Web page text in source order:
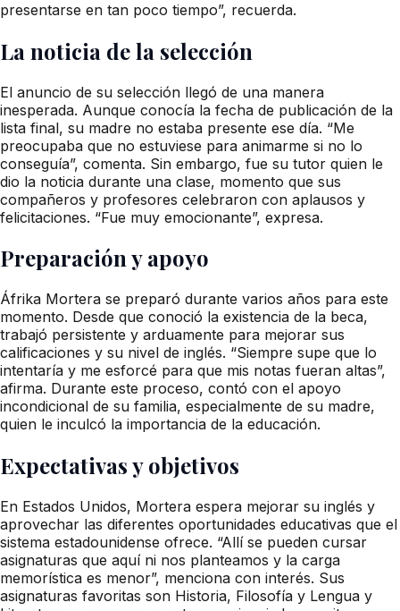
presentarse en tan poco tiempo”, recuerda.
La noticia de la selección
El anuncio de su selección llegó de una manera
inesperada. Aunque conocía la fecha de publicación de la
lista final, su madre no estaba presente ese día. “Me
preocupaba que no estuviese para animarme si no lo
conseguía”, comenta. Sin embargo, fue su tutor quien le
dio la noticia durante una clase, momento que sus
compañeros y profesores celebraron con aplausos y
felicitaciones. “Fue muy emocionante”, expresa.
Preparación y apoyo
Áfrika Mortera se preparó durante varios años para este
momento. Desde que conoció la existencia de la beca,
trabajó persistente y arduamente para mejorar sus
calificaciones y su nivel de inglés. “Siempre supe que lo
intentaría y me esforcé para que mis notas fueran altas”,
afirma. Durante este proceso, contó con el apoyo
incondicional de su familia, especialmente de su madre,
quien le inculcó la importancia de la educación.
Expectativas y objetivos
En Estados Unidos, Mortera espera mejorar su inglés y
aprovechar las diferentes oportunidades educativas que el
sistema estadounidense ofrece. “Allí se pueden cursar
asignaturas que aquí ni nos planteamos y la carga
memorística es menor”, menciona con interés. Sus
asignaturas favoritas son Historia, Filosofía y Lengua y